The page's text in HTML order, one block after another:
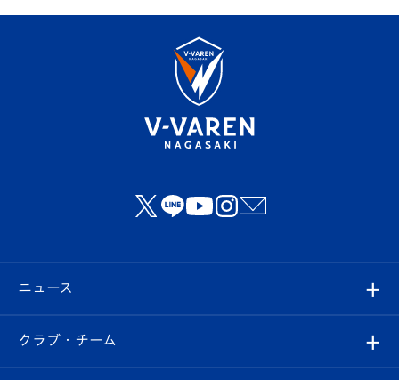
ニュース
すべて
クラブ・チーム